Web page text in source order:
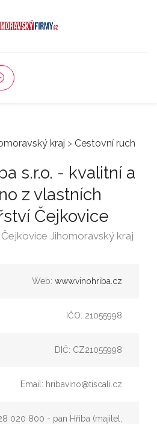
kraj > Cestovní ruch
s.r.o. - kvalitní a
z vlastních
Čejkovice
Jihomoravský kraj
Web: www.vinohriba.cz
IČO: 21055998
DIČ: CZ21055998
Email: hribavino@tiscali.cz
020 800 - pan Hřiba (majitel,